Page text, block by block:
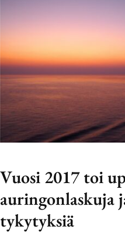
Vuosi 2017 toi
auringonlaskuja
tykytyksiä